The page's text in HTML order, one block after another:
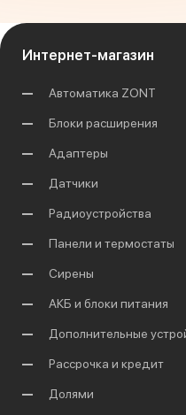
Интернет-магазин
Автоматика ZONT
Блоки расширения
Адаптеры
Датчики
Радиоустройства
Панели и термостаты
Сирены
АКБ и блоки питания
Дополнительные
Рассрочка и кредит
Долями